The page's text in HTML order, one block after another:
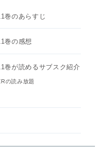
巻のあらすじ
巻の感想
巻が読めるサブスク紹介
の読み放題